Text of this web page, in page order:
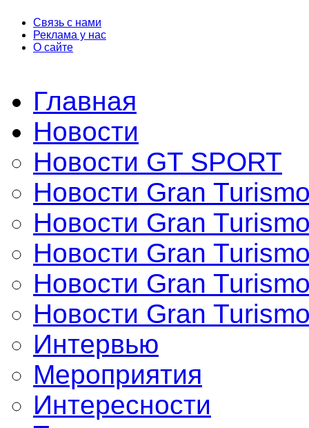
Связь с нами
Реклама у нас
О сайте
Главная
Новости
Новости GT SPORT
Новости Gran
Новости Gran
Новости Gran
Новости Gran
Новости Gran
Интервью
Мероприятия
Интересности